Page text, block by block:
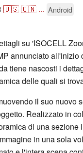
🇺🇸🇨🇳 ... Android
su 'ISOCELL
annunciato all'inizio
tiene nascosti i
delle quali si
il suo nuovo
Realizzato in
di una
in una sola